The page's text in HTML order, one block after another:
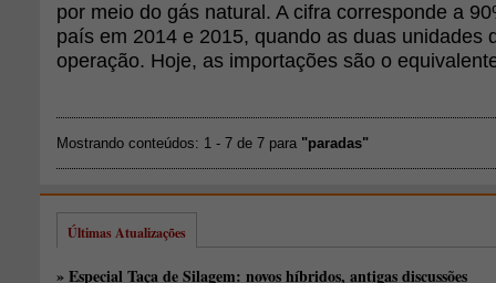
por meio do gás natural. A cifra corresponde a
país em 2014 e 2015, quando as duas unidades
operação. Hoje, as importações são o
Mostrando conteúdos: 1 - 7 de 7 para "paradas"
Últimas Atualizações
» Especial Taça de Silagem: novos híbridos, antigas discussões